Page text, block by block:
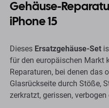
Gehäuse-
iPhone 15
Dieses Ersatzgehäuse-Set
für den europäischen Markt
Reparaturen, bei denen das
Glasrückseite durch Stöße,
zerkratzt, gerissen,